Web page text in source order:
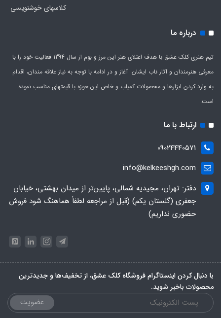
کلاسهای خوشنویسی
درباره ما
تیم هنری کلک عشق با هدف اعتلای هنر این مرز و بوم از سال 1394 فعالیت خود را با
معرفی هنرمندان و آثار ناب ایشان آغاز و در ادامه با توجه به نیاز علاقه مندان، اقدام
به وارد کردن ابزارها و محصولات کمیاب و خاص این حوزه با قیمتهای مناسب نموده
است.
ارتباط با ما
09024440571
info@kelkeeshgh.com
دفتر: تهران، مجیدیه شمالی، پایین‌تر از میدان بهشتی، خیابان
جعفری (گلستان یکم) (قبل از مراجعه لطفاً هماهنگ شود فروش
حضوری نداریم)
با دنبال کردن اینستاگرام فروشگاه کلک عشق، از تخفیف‌ها و جدیدترین‌
محصولات باخبر شوید.
عضویت